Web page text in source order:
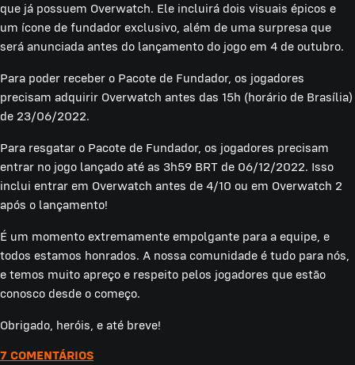
que já possuem Overwatch. Ele incluirá dois visuais épicos e
um ícone de fundador exclusivo, além de uma surpresa que
será anunciada antes do lançamento do jogo em 4 de outubro.
Para poder receber o Pacote de Fundador, os jogadores
precisam adquirir Overwatch antes das 15h (horário de Brasília)
de 23/06/2022.
Para resgatar o Pacote de Fundador, os jogadores precisam
entrar no jogo lançado até as 3h59 BRT de 06/12/2022. Isso
inclui entrar em Overwatch antes de 4/10 ou em Overwatch 2
após o lançamento!
É um momento extremamente empolgante para a equipe, e
todos estamos honrados. A nossa comunidade é tudo para nós,
e temos muito apreço e respeito pelos jogadores que estão
conosco desde o começo.
Obrigado, heróis, e até breve!
7 COMENTÁRIOS